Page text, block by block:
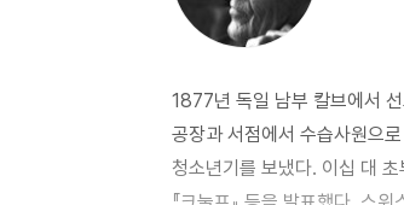
1877년 독일 남부 칼브에서
공장과 서점에서 수습사원으
청소년기를 보냈다. 이십 대 초